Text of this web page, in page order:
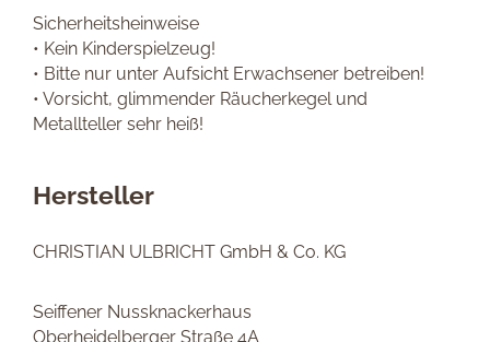
Sicherheitsheinweise
• Kein Kinderspielzeug!
• Bitte nur unter Aufsicht Erwachsener betreiben!
• Vorsicht, glimmender Räucherkegel und
Metallteller sehr heiß!
Hersteller
CHRISTIAN ULBRICHT GmbH & Co. KG
Seiffener Nussknackerhaus
Oberheidelberger Straße 4A